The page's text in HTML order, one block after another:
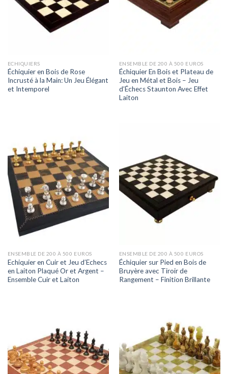
ECHIQUIERS
Échiquier en Bois de Rose
Incrusté à la Main: Un Jeu Élégant
et Intemporel
ENSEMBLE DE 200 À 500 EUROS
Échiquier En Bois et Plateau de
Jeu en Métal et Bois – Jeu
d’Échecs Staunton Avec Effet
Laiton
ENSEMBLE DE 200 À 500 EUROS
Echiquier en Cuir et Jeu d’Echecs
en Laiton Plaqué Or et Argent –
Ensemble Cuir et Laiton
ENSEMBLE DE 200 À 500 EUROS
Échiquier sur Pied en Bois de
Bruyère avec Tiroir de
Rangement – Finition Brillante